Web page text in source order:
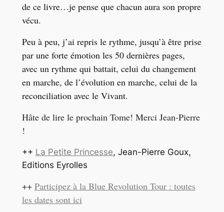
de ce livre…je pense que chacun aura son propre
vécu.
Peu à peu, j’ai repris le rythme, jusqu’à être prise
par une forte émotion les 50 dernières pages,
avec un rythme qui battait, celui du changement
en marche, de l’évolution en marche, celui de la
reconciliation avec le Vivant.
Hâte de lire le prochain Tome! Merci Jean-Pierre
!
++ La Petite Princesse, Jean-Pierre Goux,
Editions Eyrolles
++ Participez à la Blue Revolution Tour : toutes
les dates sont ici